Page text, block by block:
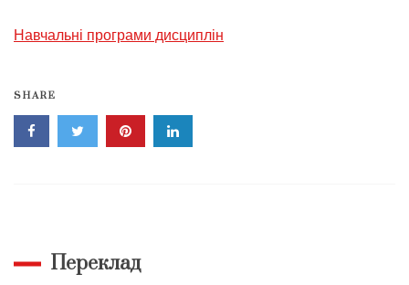
Навчальні програми дисциплін
SHARE
Переклад